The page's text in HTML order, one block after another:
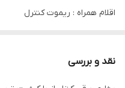
اقلام همراه : ریموت کنترل
حداقل توان گرمایشی : 500
نقد و بررسی